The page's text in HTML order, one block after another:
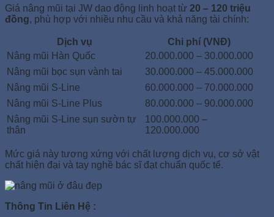
Giá nâng mũi tại JW dao động linh hoạt từ 20 – 120 triệu
đồng, phù hợp với nhiều nhu cầu và khả năng tài chính:
Dịch vụ
Chi phí (VNĐ)
Nâng mũi Hàn Quốc
20.000.000 – 30.000.000
Nâng mũi bọc sụn vành tai
30.000.000 – 45.000.000
Nâng mũi S-Line
60.000.000 – 70.000.000
Nâng mũi S-Line Plus
80.000.000 – 90.000.000
Nâng mũi S-Line sụn sườn tự
thân
100.000.000 –
120.000.000
Mức giá này tương xứng với chất lượng dịch vụ, cơ sở vật
chất hiện đại và tay nghề bác sĩ đạt chuẩn quốc tế.
Thông Tin Liên Hệ :